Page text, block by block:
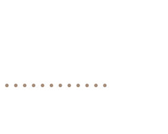
● ● ● ● ● ● ● ● ● ● ● ●